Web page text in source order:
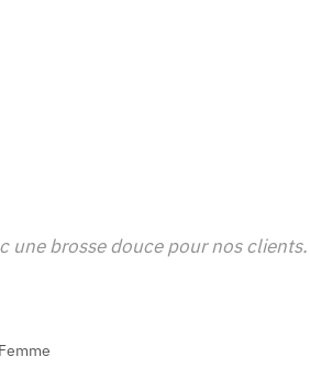
une brosse douce pour nos clients.